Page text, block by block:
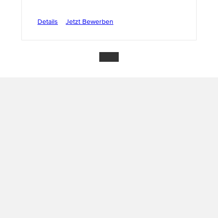
Details Jetzt Bewerben